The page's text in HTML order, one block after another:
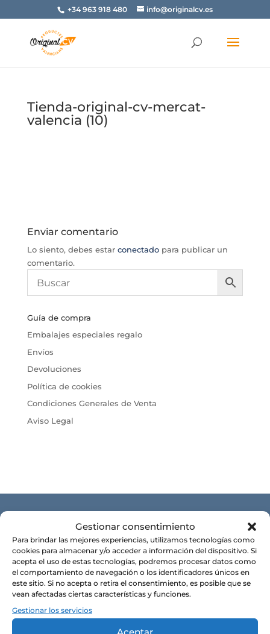
Gestionar consentimiento
Para brindar las mejores experiencias, utilizamos tecnologías como
cookies para almacenar y/o acceder a información del dispositivo. Si
acepta el uso de estas tecnologías, podremos procesar datos como
el comportamiento de navegación o los identificadores únicos en
este sitio. Si no acepta o retira el consentimiento, es posible que se
vean afectadas ciertas características y funciones.
Gestionar los servicios
Aceptar
+34 963 918 480 info@originalcv.es
Tienda-original-cv-mercat-
valencia (10)
Enviar comentario
Lo siento, debes estar conectadopara publicar un
comentario.
Guía de compra
Embalajes especiales regalo
Envíos
Devoluciones
Política de cookies
Condiciones Generales de Venta
Aviso Legal
CONÓCENOS
Alma y razón de ser
Nuestras tiendas
Contacto
Política de privacidad